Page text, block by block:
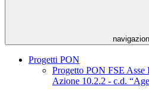
Progetti PON
Progetto PON FSE
Azione 10.2.2 - c.d.